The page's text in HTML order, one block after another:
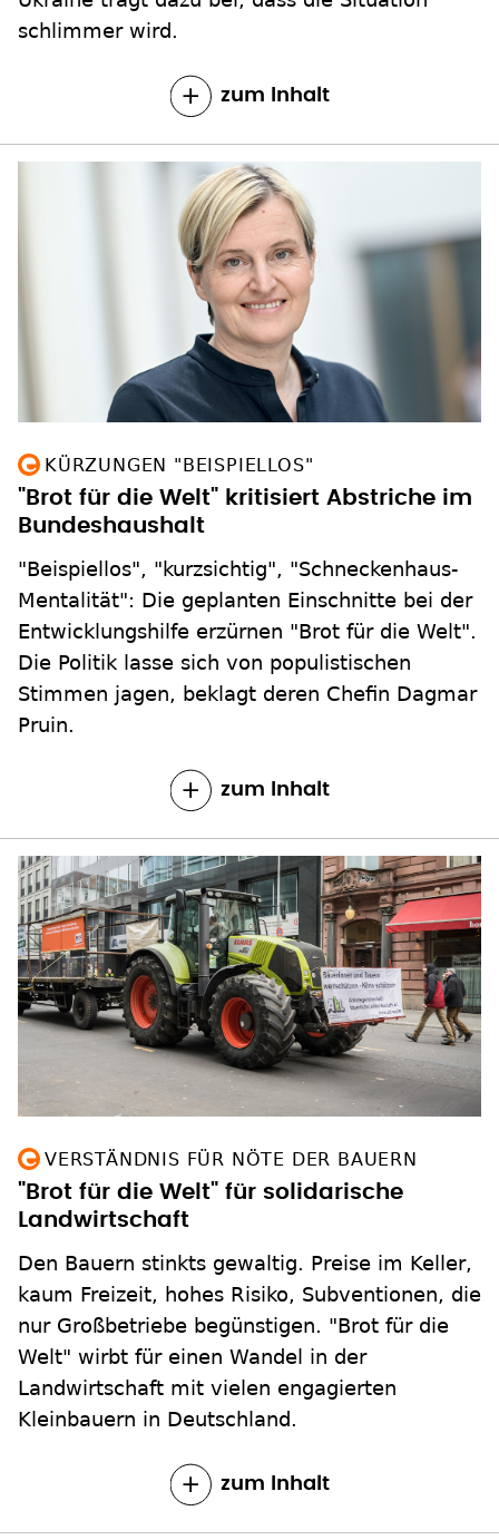
schlimmer wird.
zum Inhalt
KÜRZUNGEN "BEISPIELLOS"
"Brot für die Welt" kritisiert Abstriche im
Bundeshaushalt
"Beispiellos", "kurzsichtig", "Schneckenhaus-
Mentalität": Die geplanten Einschnitte bei der
Entwicklungshilfe erzürnen "Brot für die Welt".
Die Politik lasse sich von populistischen
Stimmen jagen, beklagt deren Chefin Dagmar
Pruin.
zum Inhalt
VERSTÄNDNIS FÜR NÖTE DER BAUERN
"Brot für die Welt" für solidarische
Landwirtschaft
Den Bauern stinkts gewaltig. Preise im Keller,
kaum Freizeit, hohes Risiko, Subventionen, die
nur Großbetriebe begünstigen. "Brot für die
Welt" wirbt für einen Wandel in der
Landwirtschaft mit vielen engagierten
Kleinbauern in Deutschland.
zum Inhalt